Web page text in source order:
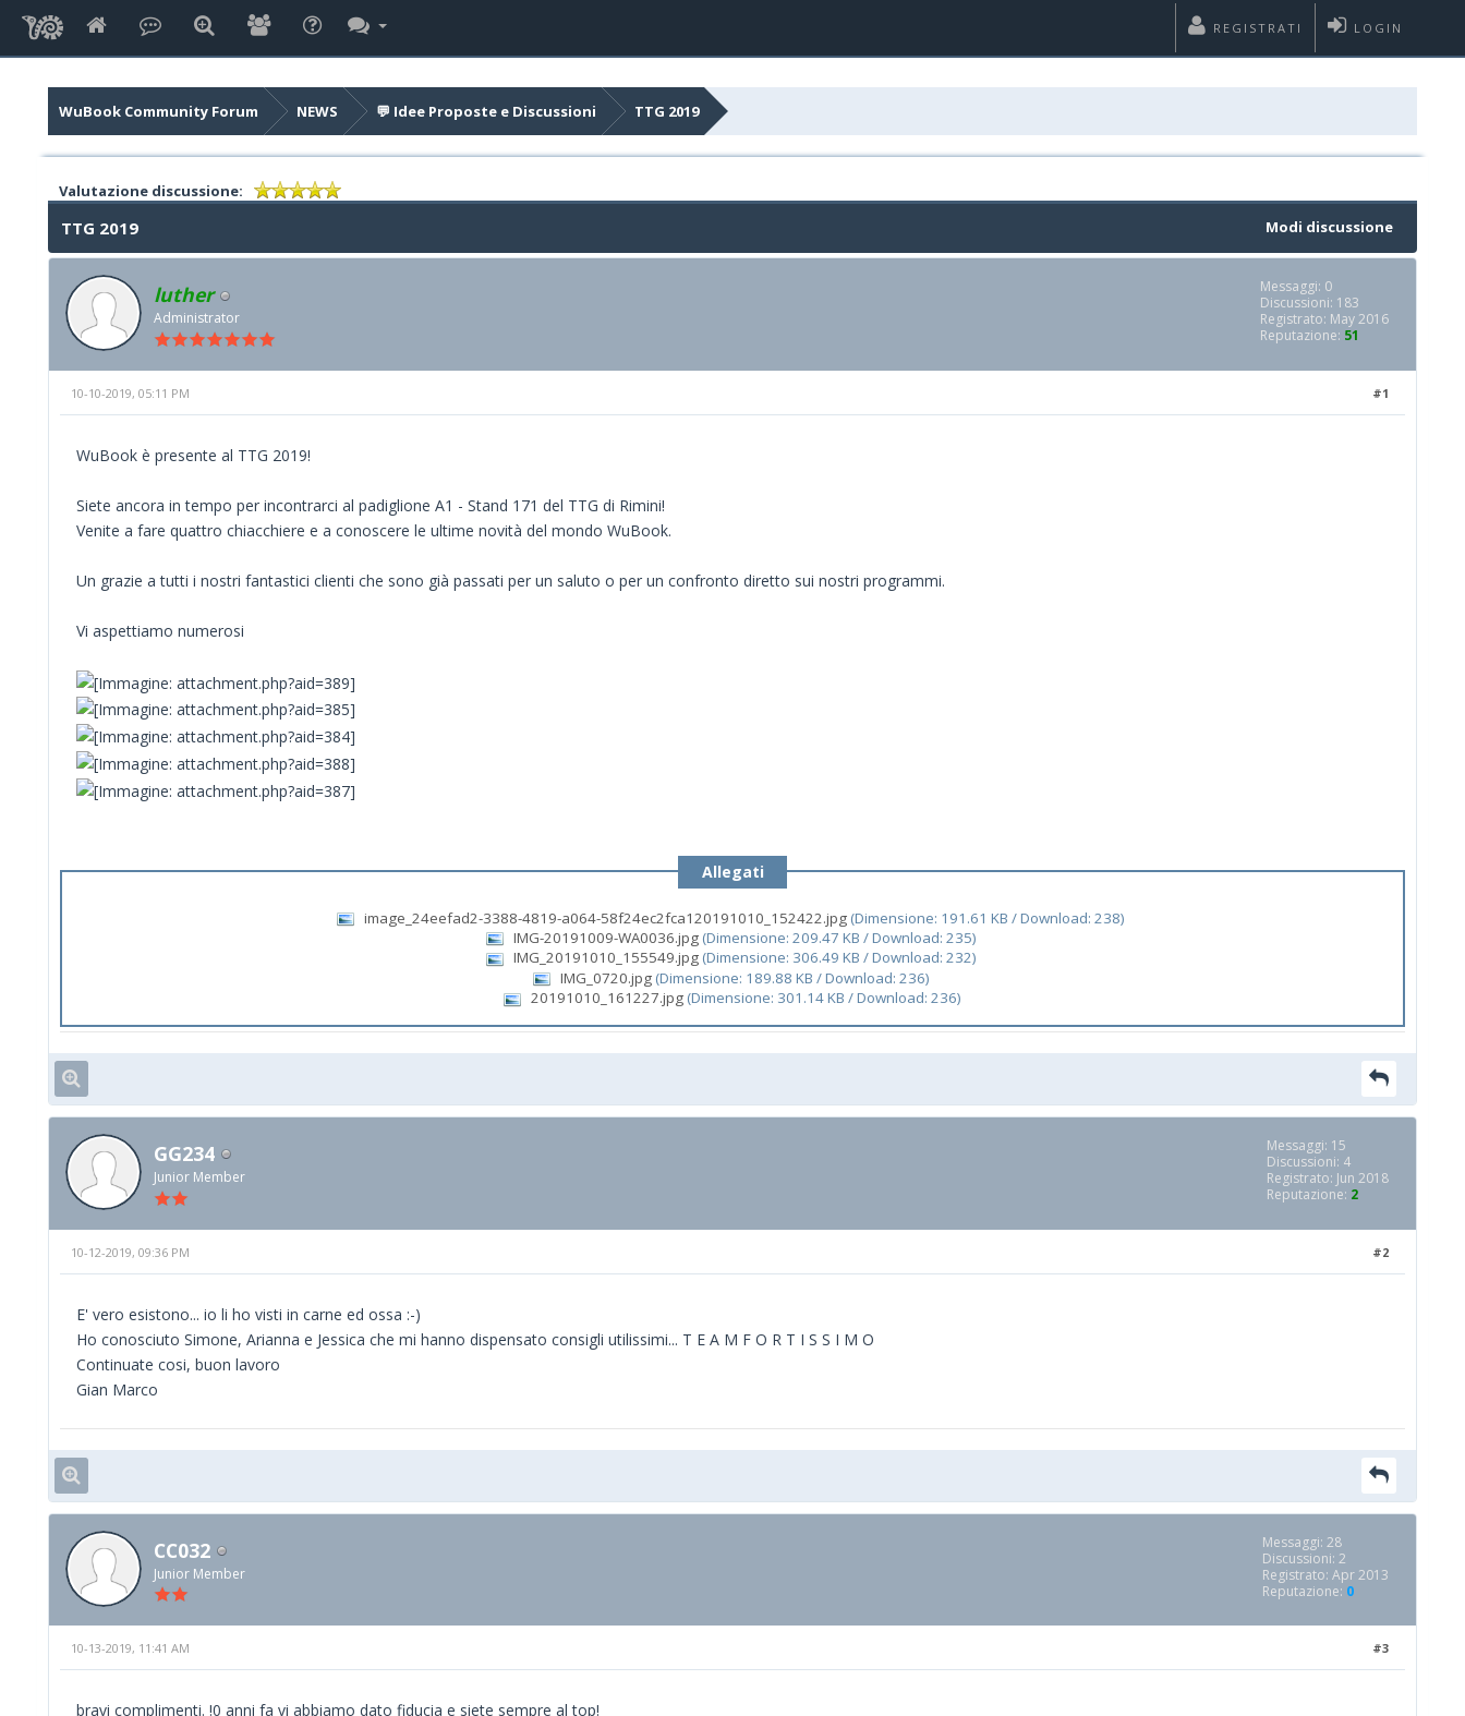
LOGIN
REGISTRATI
WuBook Community Forum NEWS 💬 Idee Proposte e Discussioni TTG 2019
Valutazione discussione:
Modi discussione
TTG 2019
luther
Administrator
Messaggi: 0
Discussioni: 183
Registrato: May 2016
Reputazione: 51
#1
10-10-2019, 05:11 PM
WuBook è presente al TTG 2019!
Siete ancora in tempo per incontrarci al padiglione A1 - Stand 171 del TTG di Rimini!
Venite a fare quattro chiacchiere e a conoscere le ultime novità del mondo WuBook.
Un grazie a tutti i nostri fantastici clienti che sono già passati per un saluto o per un confronto diretto sui nostri programmi.
Vi aspettiamo numerosi
Allegati
image_24eefad2-3388-4819-a064-58f24ec2fca120191010_152422.jpg (Dimensione: 191.61 KB / Download: 238)
IMG-20191009-WA0036.jpg(Dimensione: 209.47 KB / Download: 235)
IMG_20191010_155549.jpg(Dimensione: 306.49 KB / Download: 232)
IMG_0720.jpg(Dimensione: 189.88 KB / Download: 236)
20191010_161227.jpg (Dimensione: 301.14 KB / Download: 236)
GG234
Junior Member
Messaggi: 15
Discussioni: 4
Registrato: Jun 2018
Reputazione: 2
#2
10-12-2019, 09:36 PM
E' vero esistono... io li ho visti in carne ed ossa :-)
Ho conosciuto Simone, Arianna e Jessica che mi hanno dispensato consigli utilissimi... T E A M F O R T I S S I M O
Continuate cosi, buon lavoro
Gian Marco
CC032
Junior Member
Messaggi: 28
Discussioni: 2
Registrato: Apr 2013
Reputazione: 0
#3
10-13-2019, 11:41 AM
bravi complimenti. !0 anni fa vi abbiamo dato fiducia e siete sempre al top!